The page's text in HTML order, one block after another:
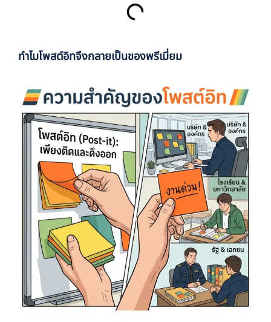
ทำไมโพสต์อิทจึงกลายเป็นของพรีเมี่ยม